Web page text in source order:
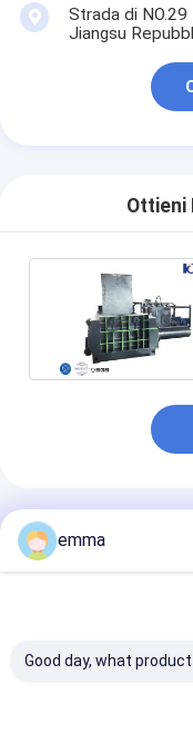
Strada di NO.29
Jiangsu
Ottieni
Prodotti
emma
Good day, what